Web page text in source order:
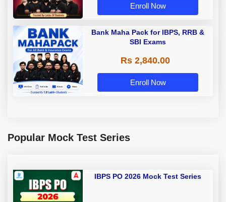
Enroll Now
Bank Maha Pack for IBPS, RRB &
SBI Exams
Rs 2,840.00
Enroll Now
Popular Mock Test Series
IBPS PO 2026 Mock Test Series